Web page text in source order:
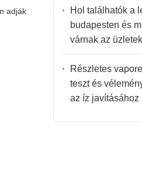
adják
Hol találhatók a
budapesten és
várnak az üzletek
Részletes
teszt és
az íz javításához